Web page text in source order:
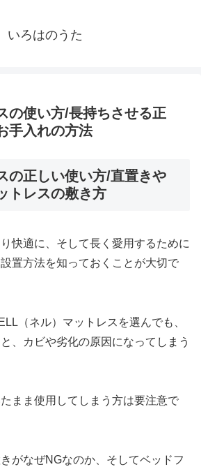
いろはのうた
の使い方/長持ちさせる正
手入れの方法
の正しい使い方/直置きや
トレスの敷き方
快適に、そして長く愛用するために
置方法を知っておくことが大切で
（ネル）マットレスを選んでも、
、カビや劣化の原因になってしまう
まま使用してしまう方は要注意で
がなぜNGなのか、そしてベッドフ